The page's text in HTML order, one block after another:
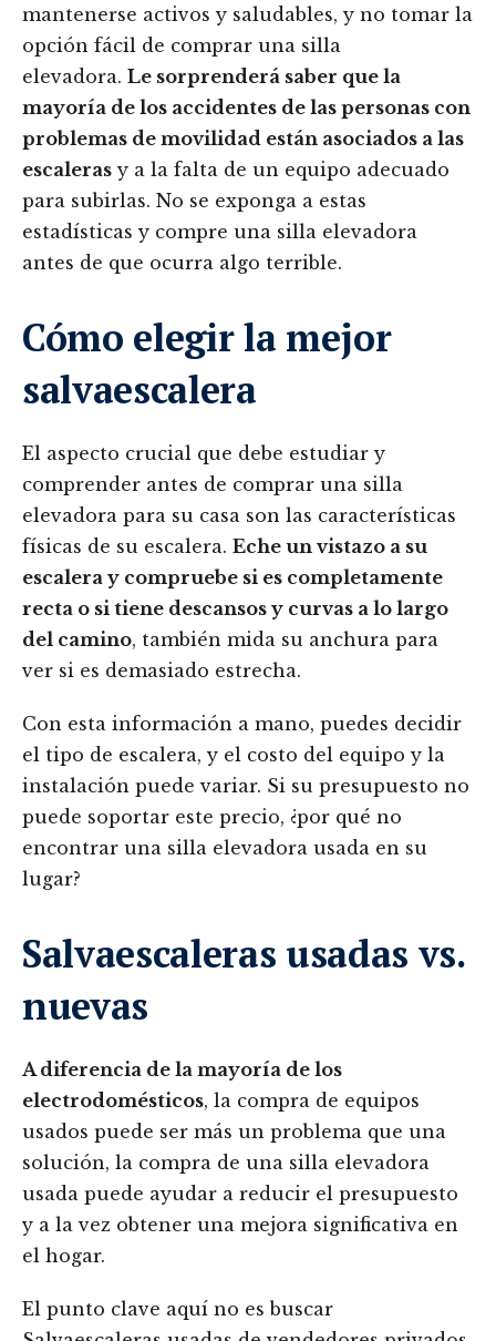
mantenerse activos y saludables, y no tomar la
opción fácil de comprar una silla
elevadora. Le sorprenderá saber que la
mayoría de los accidentes de las personas con
problemas de movilidad están asociados a las
escaleras y a la falta de un equipo adecuado
para subirlas. No se exponga a estas
estadísticas y compre una silla elevadora
antes de que ocurra algo terrible.
Cómo elegir la mejor
salvaescalera
El aspecto crucial que debe estudiar y
comprender antes de comprar una silla
elevadora para su casa son las características
físicas de su escalera. Eche un vistazo a su
escalera y compruebe si es completamente
recta o si tiene descansos y curvas a lo largo
del camino, también mida su anchura para
ver si es demasiado estrecha.
Con esta información a mano, puedes decidir
el tipo de escalera, y el costo del equipo y la
instalación puede variar. Si su presupuesto no
puede soportar este precio, ¿por qué no
encontrar una silla elevadora usada en su
lugar?
Salvaescaleras usadas vs.
nuevas
A diferencia de la mayoría de los
electrodomésticos, la compra de equipos
usados puede ser más un problema que una
solución, la compra de una silla elevadora
usada puede ayudar a reducir el presupuesto
y a la vez obtener una mejora significativa en
el hogar.
El punto clave aquí no es buscar